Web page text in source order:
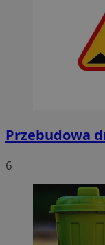
Przebudowa
6